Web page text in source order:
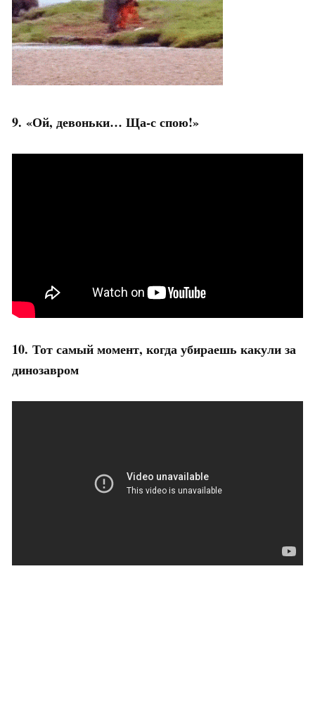
9. «Ой, девоньки… Ща-с спою!»
10. Тот самый момент, когда убираешь какули за
динозавром